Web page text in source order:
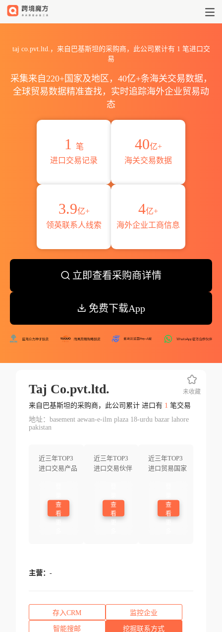
taj co.pvt.ltd.，来自巴基斯坦的采购商，此公司累计有 1 笔进口交
易
采集来自220+国家及地区，40亿+条海关交易数据，
全球贸易数据精准查找，实时追踪海外企业贸易动
态
1
笔
进口交易记录
40亿+
海关交易数据
3.9亿+
领英联系人线索
4亿+
海外企业工商信息
立即查看采购商详情
免费下载App
Taj Co.pvt.ltd.
来自巴基斯坦的采购商，此公司累计 进口有 1 笔交易
地址：basement aewan-e-ilm plaza 18-urdu bazar lahore
pakistan
近三年TOP3
进口交易产品
查
看
近三年TOP3
进口交易伙伴
查
看
近三年TOP3
进口贸易国家
查
看
未收藏
主营： -
存入CRM 监控企业
智能搜邮 挖掘联系方式